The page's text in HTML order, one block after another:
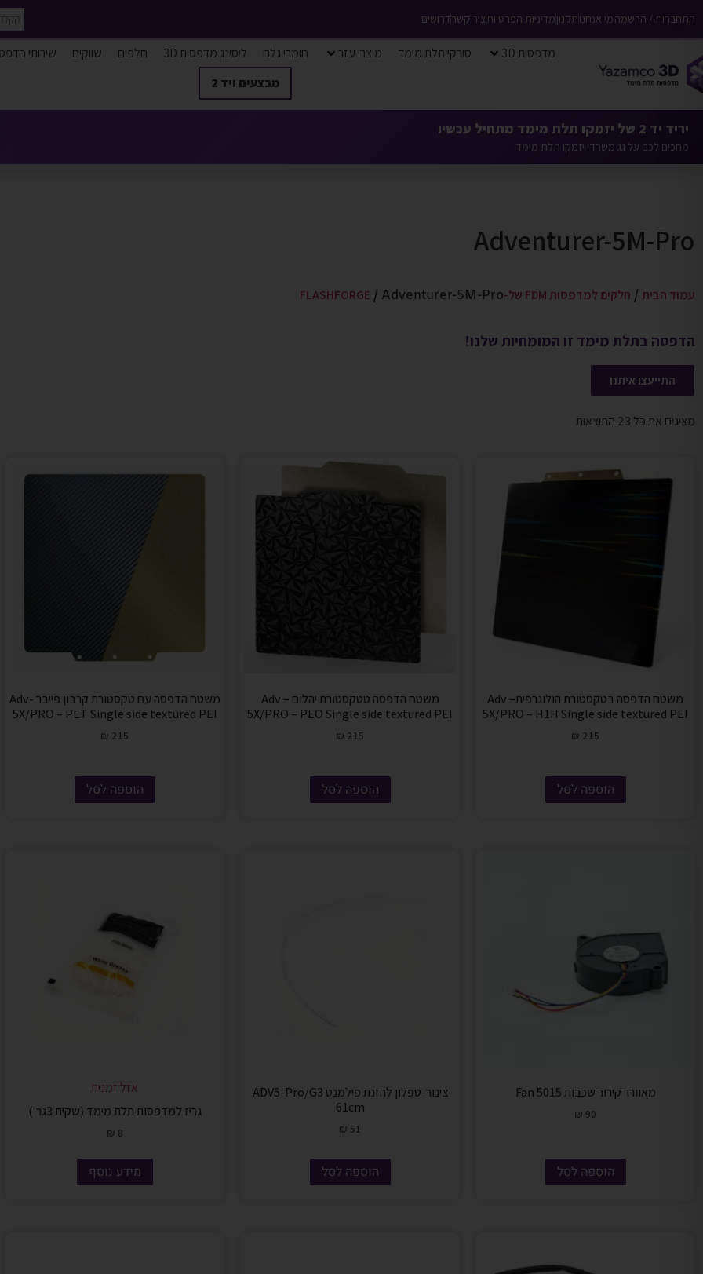
התחברות / הרשמהמי אנחנותקנוןמדיניות הפרטיות צור קשרדרושים
מדפסות 3D סורקי תלת מימד מוצרי עזר חומרי גלם ליסינג מדפסות 3D חלפים שווקים
שירותי
מבצעים ויד 2
יריד יד 2 של יזמקו תלת מימד מתחיל עכשיו
מחכים לכם על גג משרדי יזמקו תלת מימד
Adventurer-5M-Pro
עמוד הבית / חלקים למדפסות FDM של-FLASHFORGE / Adventurer-5M-Pro
הדפסה בתלת מימד זו המומחיות שלנו!
התייעצו איתנו
מציגים את כל ⁦23⁩ התוצאות
משטח הדפסה בטקסטורת הולוגרפית– Adv
5X/PRO – H1H Single side textured PEI
₪ 215
הוספה לסל
משטח הדפסה טטקסטורת יהלום – Adv
5X/PRO – PEO Single side textured PEI
₪ 215
הוספה לסל
משטח הדפסה עם טקסטורת קרבון פייבר -Adv
5X/PRO – PET Single side textured PEI
₪ 215
הוספה לסל
מאוורר קירור שכבות 5015 Fan
₪ 90
הוספה לסל
צינור-טפלון להזנת פילמנט ADV5-Pro/G3
61cm
₪ 51
הוספה לסל
אזל זמנית
גריז למדפסות תלת מימד (שקית 3גר')
₪ 8
מידע נוסף